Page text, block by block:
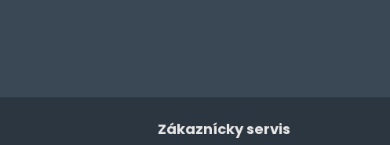
Zákaznícky servis